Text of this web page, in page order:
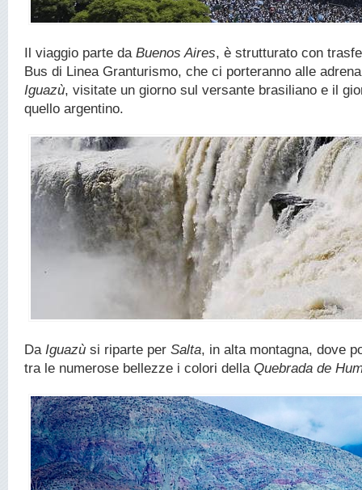
Il viaggio parte da Buenos Aires, è strutturato con
Bus di Linea Granturismo, che ci porteranno alle
Iguazù, visitate un giorno sul versante brasiliano e il
quello argentino.
Da Iguazù si riparte per Salta, in alta montagna, dove
tra le numerose bellezze i colori della Quebrada de